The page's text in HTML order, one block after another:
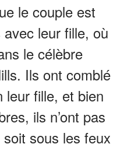
le couple est
leur fille, où
le célèbre
Ils ont comblé
leur fille, et bien
ils n’ont pas
sous les feux